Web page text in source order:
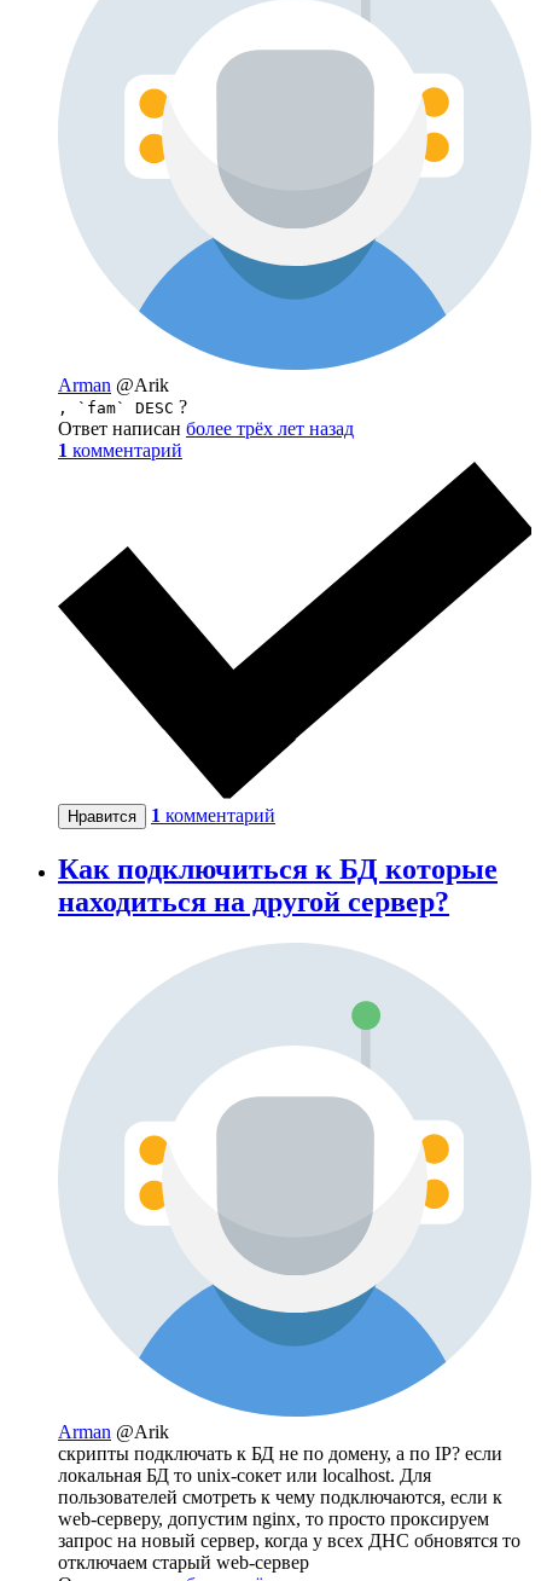
Arman @Arik
, `fam` DESC ?
Ответ написан более трёх лет назад
1 комментарий
Нравится 1 комментарий
Как подключиться к БД которые
находиться на другой сервер?
Arman @Arik
скрипты подключать к БД не по домену, а по IP? если
локальная БД то unix-сокет или localhost. Для
пользователей смотреть к чему подключаются, если к
web-серверу, допустим nginx, то просто проксируем
запрос на новый сервер, когда у всех ДНС обновятся то
отключаем старый web-сервер